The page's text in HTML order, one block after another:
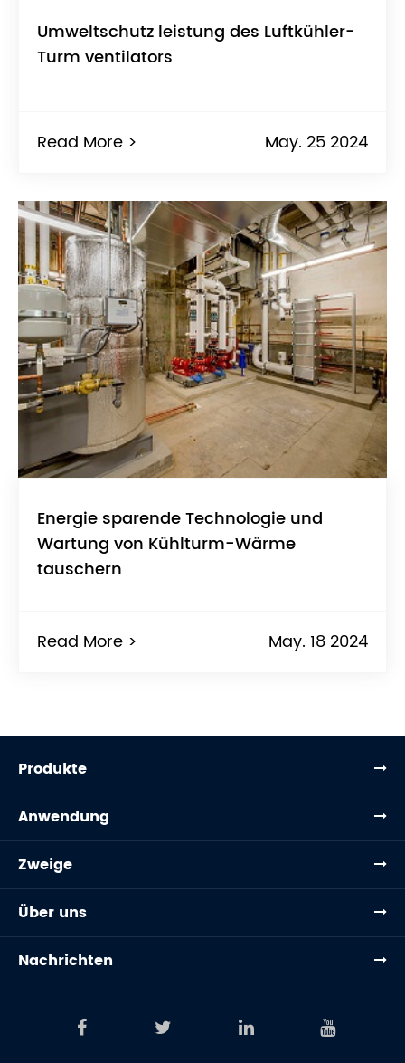
Umweltschutz leistung des Luftkühler-
Turm ventilators
Read More > May. 25 2024
Energie sparende Technologie und
Wartung von Kühlturm-Wärme
tauschern
Read More > May. 18 2024
Produkte
Anwendung
Zweige
Über uns
Nachrichten